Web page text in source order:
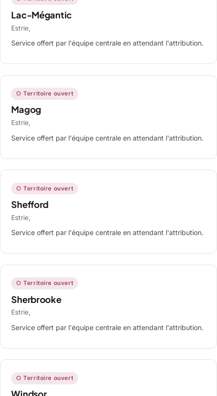
Lac-Mégantic
Estrie,
Service offert par l'équipe centrale en attendant l'attribution.
○ Territoire ouvert
Magog
Estrie,
Service offert par l'équipe centrale en attendant l'attribution.
○ Territoire ouvert
Shefford
Estrie,
Service offert par l'équipe centrale en attendant l'attribution.
○ Territoire ouvert
Sherbrooke
Estrie,
Service offert par l'équipe centrale en attendant l'attribution.
○ Territoire ouvert